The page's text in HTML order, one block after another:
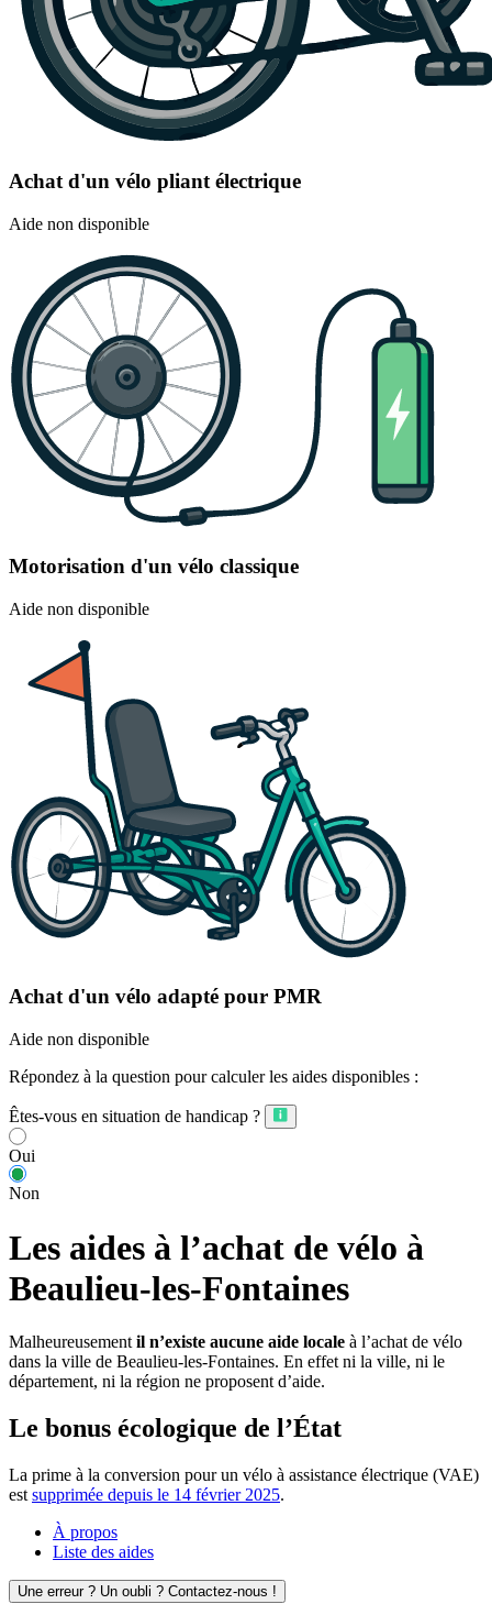
Achat d'un vélo pliant électrique
Aide non disponible
Motorisation d'un vélo classique
Aide non disponible
Achat d'un vélo adapté pour PMR
Aide non disponible
Répondez à la question pour calculer les aides disponibles :
Êtes-vous en situation de handicap ?
Oui
Non
Les aides à l’achat de vélo à
Beaulieu-les-Fontaines
Malheureusement il n’existe aucune aide locale à l’achat de vélo
dans la ville de Beaulieu-les-Fontaines. En effet ni la ville, ni le
département, ni la région ne proposent d’aide.
Le bonus écologique de l’État
La prime à la conversion pour un vélo à assistance électrique (VAE)
est supprimée depuis le 14 février 2025.
À propos
Liste des aides
Une erreur ? Un oubli ? Contactez-nous !